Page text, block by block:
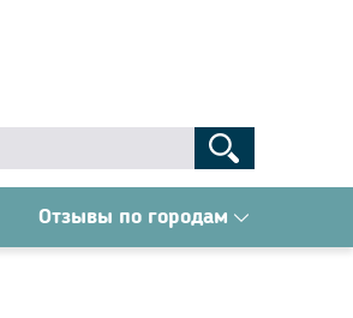
Отзывы по городам